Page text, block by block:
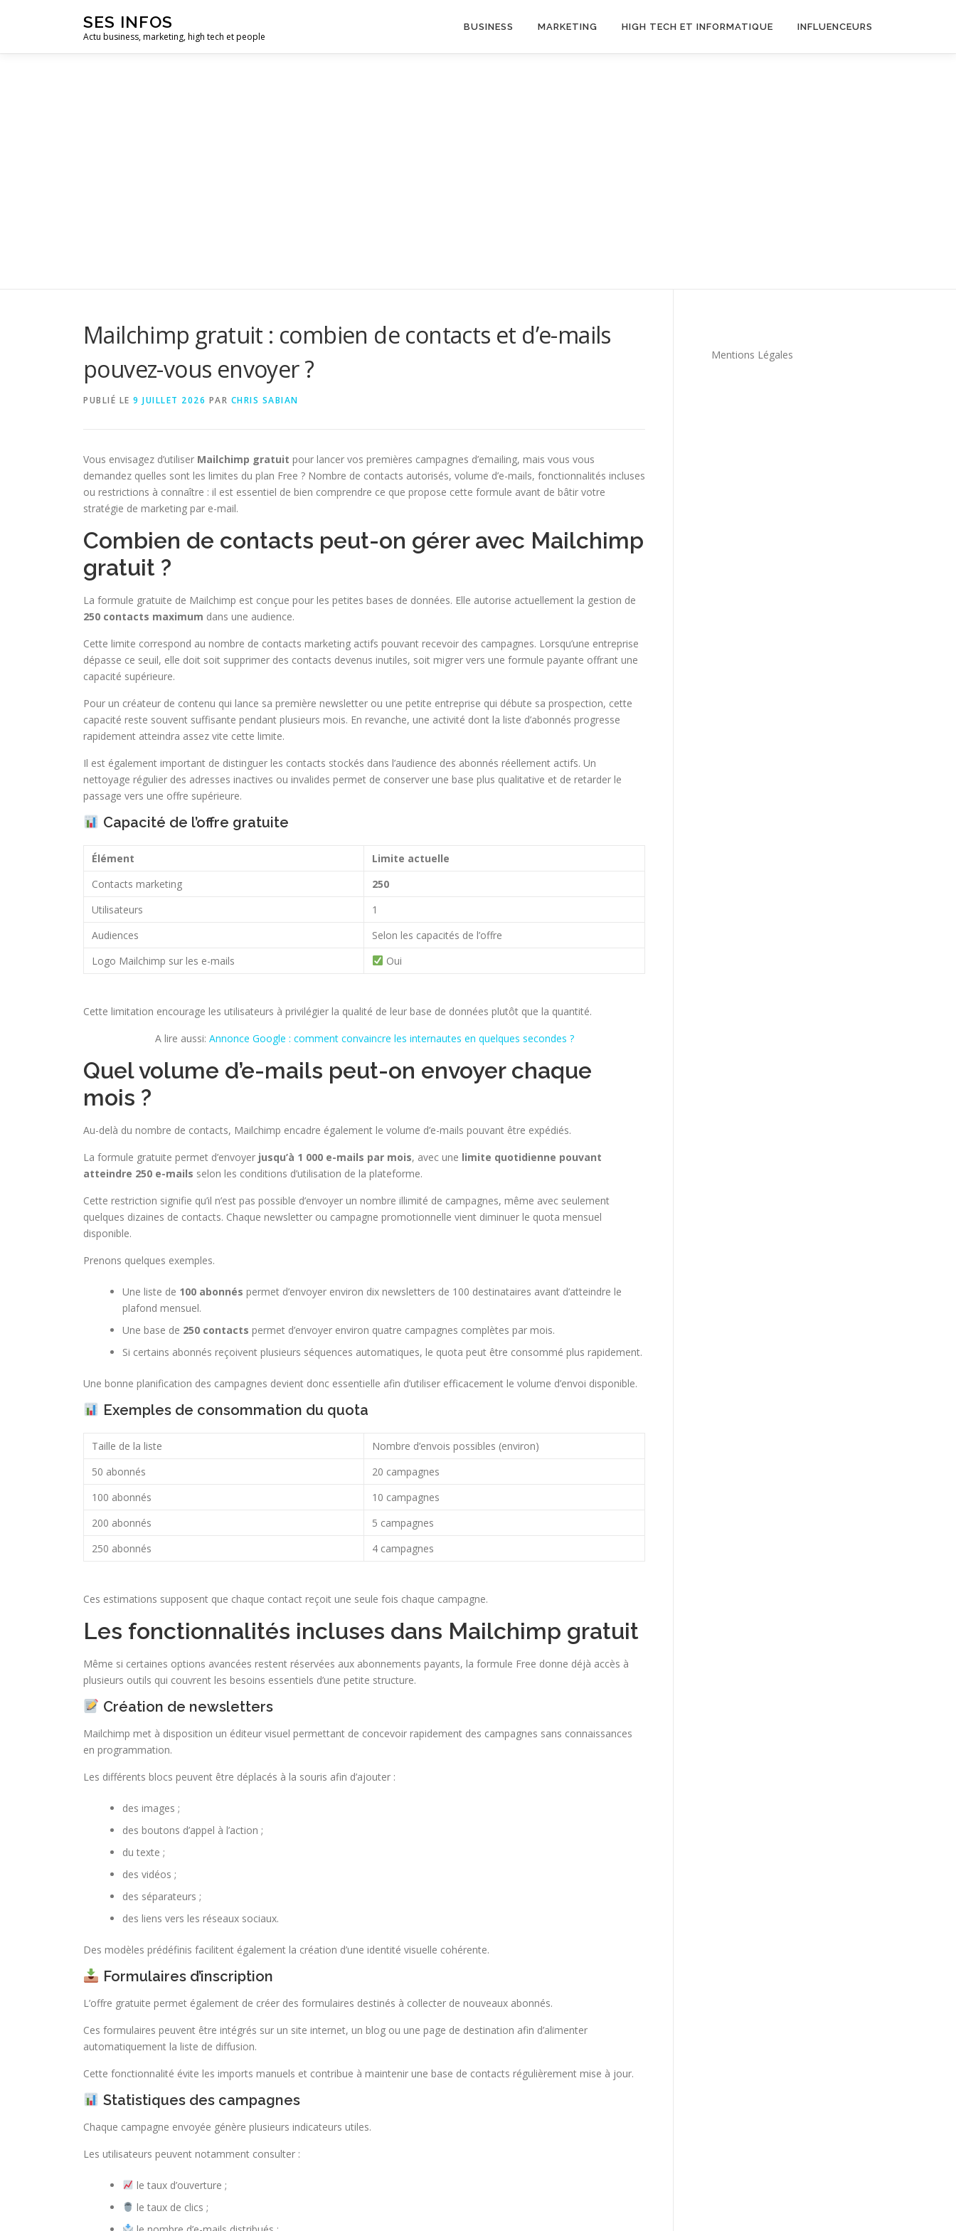
SES INFOS
Actu business, marketing, high tech et people
BUSINESS MARKETING HIGH TECH ET INFORMATIQUE INFLUENCEURS
Mailchimp gratuit : combien de contacts et d’e-mails
pouvez-vous envoyer ?
PUBLIÉ LE 9 JUILLET 2026 PAR CHRIS SABIAN
Vous envisagez d’utiliser Mailchimp gratuit pour lancer vos premières campagnes d’emailing, mais vous vous
demandez quelles sont les limites du plan Free ? Nombre de contacts autorisés, volume d’e-mails, fonctionnalités incluses
ou restrictions à connaître : il est essentiel de bien comprendre ce que propose cette formule avant de bâtir votre
stratégie de marketing par e-mail.
Combien de contacts peut-on gérer avec Mailchimp
gratuit ?
La formule gratuite de Mailchimp est conçue pour les petites bases de données. Elle autorise actuellement la gestion de
250 contacts maximum dans une audience.
Cette limite correspond au nombre de contacts marketing actifs pouvant recevoir des campagnes. Lorsqu’une entreprise
dépasse ce seuil, elle doit soit supprimer des contacts devenus inutiles, soit migrer vers une formule payante offrant une
capacité supérieure.
Pour un créateur de contenu qui lance sa première newsletter ou une petite entreprise qui débute sa prospection, cette
capacité reste souvent suffisante pendant plusieurs mois. En revanche, une activité dont la liste d’abonnés progresse
rapidement atteindra assez vite cette limite.
Il est également important de distinguer les contacts stockés dans l’audience des abonnés réellement actifs. Un
nettoyage régulier des adresses inactives ou invalides permet de conserver une base plus qualitative et de retarder le
passage vers une offre supérieure.
Capacité de l’offre gratuite
Élément
Limite actuelle
Contacts marketing
250
Utilisateurs
1
Audiences
Selon les capacités de l’offre
Logo Mailchimp sur les e-mails
Oui
Cette limitation encourage les utilisateurs à privilégier la qualité de leur base de données plutôt que la quantité.
A lire aussi: Annonce Google : comment convaincre les internautes en quelques secondes ?
Quel volume d’e-mails peut-on envoyer chaque
mois ?
Au-delà du nombre de contacts, Mailchimp encadre également le volume d’e-mails pouvant être expédiés.
La formule gratuite permet d’envoyer jusqu’à 1 000 e-mails par mois, avec une limite quotidienne pouvant
atteindre 250 e-mails selon les conditions d’utilisation de la plateforme.
Cette restriction signifie qu’il n’est pas possible d’envoyer un nombre illimité de campagnes, même avec seulement
quelques dizaines de contacts. Chaque newsletter ou campagne promotionnelle vient diminuer le quota mensuel
disponible.
Prenons quelques exemples.
Une liste de 100 abonnés permet d’envoyer environ dix newsletters de 100 destinataires avant d’atteindre le
plafond mensuel.
Une base de 250 contacts permet d’envoyer environ quatre campagnes complètes par mois.
Si certains abonnés reçoivent plusieurs séquences automatiques, le quota peut être consommé plus rapidement.
Une bonne planification des campagnes devient donc essentielle afin d’utiliser efficacement le volume d’envoi disponible.
Exemples de consommation du quota
Taille de la liste
Nombre d’envois possibles (environ)
50 abonnés
20 campagnes
100 abonnés
10 campagnes
200 abonnés
5 campagnes
250 abonnés
4 campagnes
Ces estimations supposent que chaque contact reçoit une seule fois chaque campagne.
Les fonctionnalités incluses dans Mailchimp gratuit
Même si certaines options avancées restent réservées aux abonnements payants, la formule Free donne déjà accès à
plusieurs outils qui couvrent les besoins essentiels d’une petite structure.
Création de newsletters
Mailchimp met à disposition un éditeur visuel permettant de concevoir rapidement des campagnes sans connaissances
en programmation.
Les différents blocs peuvent être déplacés à la souris afin d’ajouter :
des images ;
des boutons d’appel à l’action ;
du texte ;
des vidéos ;
des séparateurs ;
des liens vers les réseaux sociaux.
Des modèles prédéfinis facilitent également la création d’une identité visuelle cohérente.
Formulaires d’inscription
L’offre gratuite permet également de créer des formulaires destinés à collecter de nouveaux abonnés.
Ces formulaires peuvent être intégrés sur un site internet, un blog ou une page de destination afin d’alimenter
automatiquement la liste de diffusion.
Cette fonctionnalité évite les imports manuels et contribue à maintenir une base de contacts régulièrement mise à jour.
Statistiques des campagnes
Chaque campagne envoyée génère plusieurs indicateurs utiles.
Les utilisateurs peuvent notamment consulter :
le taux d’ouverture ;
le taux de clics ;
Mentions Légales